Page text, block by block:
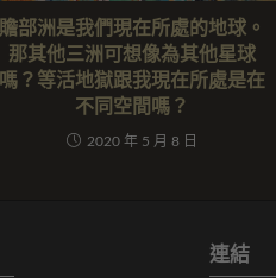
贍部洲是我們現在所處的地球。
那其他三洲可想像為其他星球
嗎？等活地獄跟我現在所處是在
不同空間嗎？
2020 年 5 月 8 日
連結